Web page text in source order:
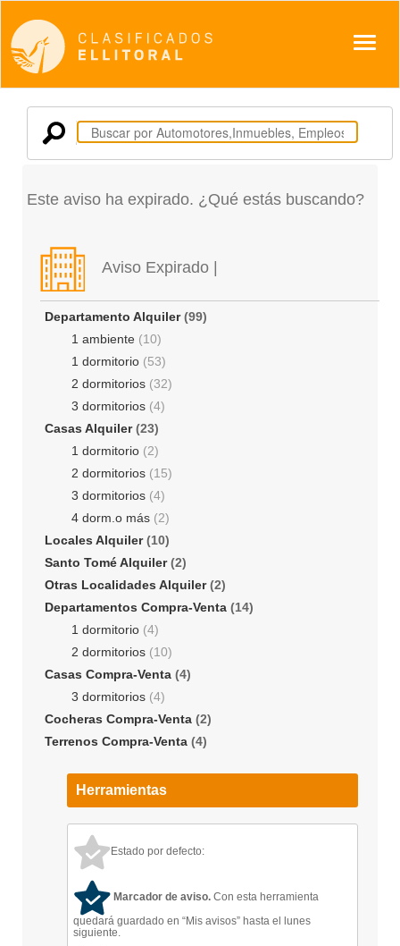
Este aviso ha expirado. ¿Qué estás buscando?
Aviso Expirado |
Departamento Alquiler(99)
1 ambiente (10)
1 dormitorio (53)
2 dormitorios (32)
3 dormitorios (4)
Casas Alquiler(23)
1 dormitorio (2)
2 dormitorios (15)
3 dormitorios (4)
4 dorm.o más (2)
Locales Alquiler(10)
Santo Tomé Alquiler(2)
Otras Localidades Alquiler(2)
Departamentos Compra-Venta (14)
1 dormitorio (4)
2 dormitorios (10)
Casas Compra-Venta (4)
3 dormitorios (4)
Cocheras Compra-Venta (2)
Terrenos Compra-Venta (4)
Herramientas
Estado por defecto:
Marcador de aviso. Con esta herramienta
quedará guardado en “Mis avisos” hasta el lunes
siguiente.